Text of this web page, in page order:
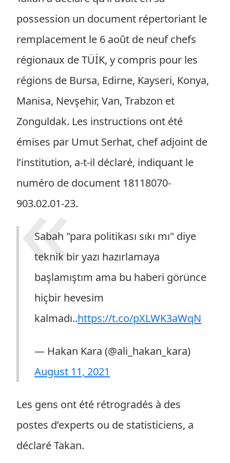
possession un document répertoriant le
remplacement le 6 août de neuf chefs
régionaux de TÜİK, y compris pour les
régions de Bursa, Edirne, Kayseri, Konya,
Manisa, Nevşehir, Van, Trabzon et
Zonguldak. Les instructions ont été
émises par Umut Serhat, chef adjoint de
l’institution, a-t-il déclaré, indiquant le
numéro de document 18118070-
903.02.01-23.
Sabah "para politikası sıkı mı" diye
teknik bir yazı hazırlamaya
başlamıştım ama bu haberi görünce
hiçbir hevesim
kalmadı..https://t.co/pXLWK3aWqN
— Hakan Kara (@ali_hakan_kara)
August 11, 2021
Les gens ont été rétrogradés à des
postes d’experts ou de statisticiens, a
déclaré Takan.